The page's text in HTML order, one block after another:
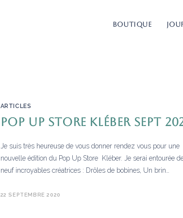
BOUTIQUE
ARTICLES
POP UP STORE Kléber sept
Je suis très heureuse de vous donner rendez vous pour une
nouvelle édition du Pop Up Store Kléber. Je serai entourée
neuf incroyables créatrices : Drôles de bobines, Un brin…
22 SEPTEMBRE 2020